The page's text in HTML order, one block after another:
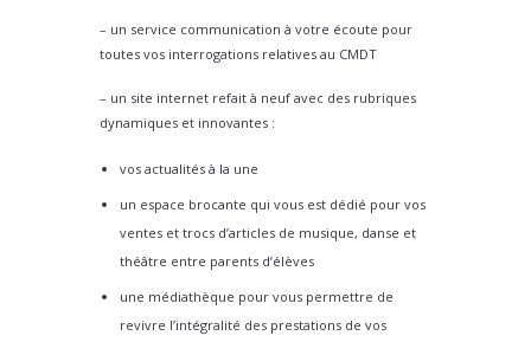
– un service communication à votre écoute pour
toutes vos interrogations relatives au CMDT
– un site internet refait à neuf avec des rubriques
dynamiques et innovantes :
vos actualités à la une
un espace brocante qui vous est dédié pour vos
ventes et trocs d’articles de musique, danse et
théâtre entre parents d’élèves
une médiathèque pour vous permettre de
revivre l’intégralité des prestations de vos